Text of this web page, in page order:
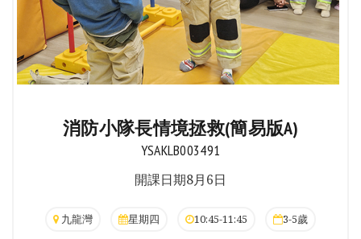
消防小隊長情境拯救(簡易版A)
YSAKLB003491
開課日期8月6日
九龍灣 星期四 10:45-11:45 3-5歲